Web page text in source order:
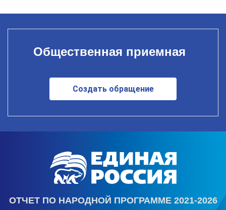
Общественная приемная
Создать обращение
ОТЧЕТ ПО НАРОДНОЙ ПРОГРАММЕ 2021-2026